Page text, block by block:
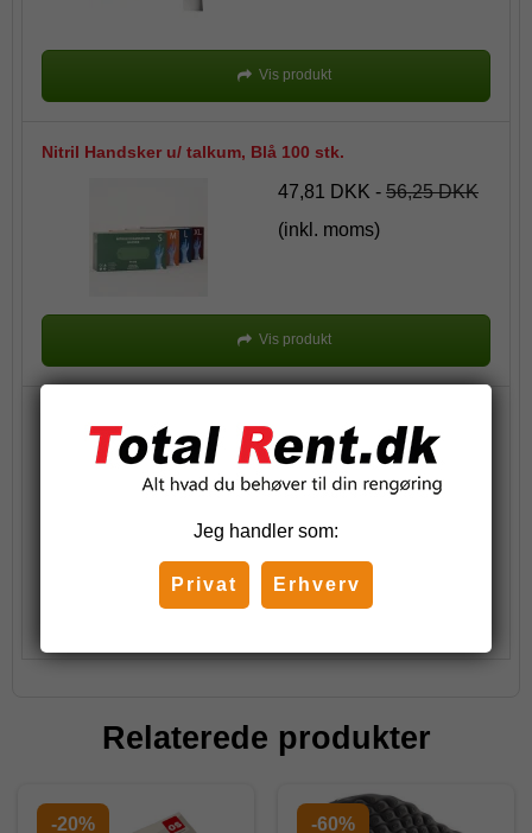
Vis produkt
Nitril Handsker u/ talkum, Blå 100 stk.
47,81 DKK - 56,25 DKK
(inkl. moms)
Vis produkt
98,00 DKK- 122,50 DKK
(inkl. moms)
Vis produkt
Relaterede produkter
-20% -60%
Jeg handler som:
Privat Erhverv